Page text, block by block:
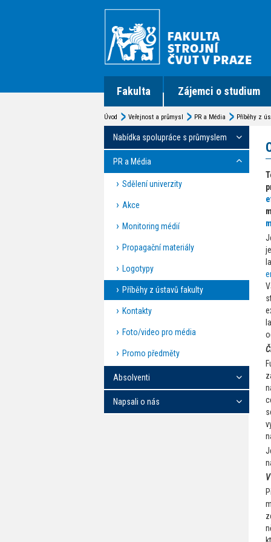
Fakulta Zájemci o studium
Úvod Veřejnost a průmysl PR a Média Příběhy z
Nabídka spolupráce s průmyslem
PR a Média
Sdělení univerzity
Akce
Monitoring médií
Propagační materiály
Logotypy
Příběhy z ústavů fakulty
Kontakty
Foto/video pro média
Promo předměty
Absolventi
Napsali o nás